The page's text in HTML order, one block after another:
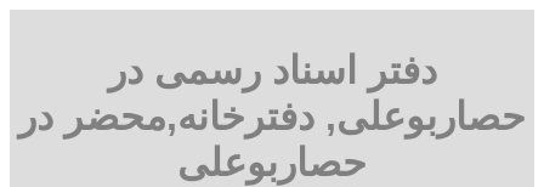
دفتر اسناد رسمی در
حصاربوعلی, دفترخانه,محضر در
حصاربوعلی